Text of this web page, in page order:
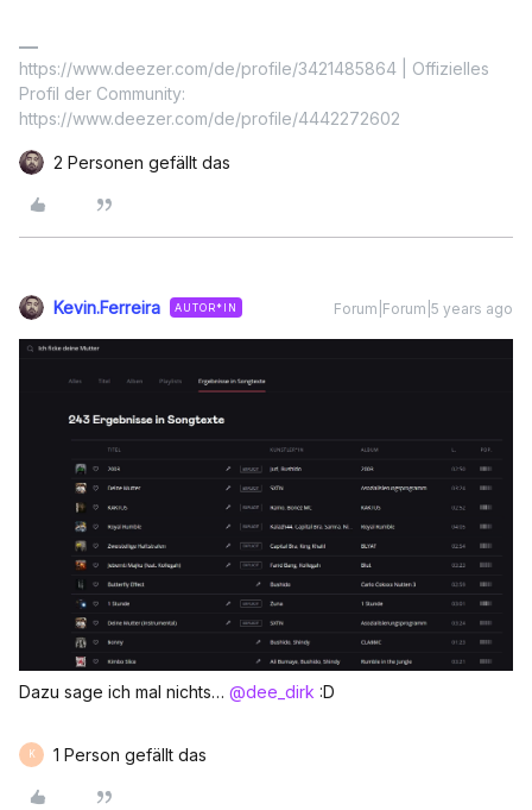
https://www.deezer.com/de/profile/3421485864 | Offizielles
Profil der Community:
https://www.deezer.com/de/profile/4442272602
2 Personen gefällt das
Kevin.Ferreira AUTOR*IN Forum|Forum|5 years ago
Dazu sage ich mal nichts… @dee_dirk :D
K 1 Person gefällt das